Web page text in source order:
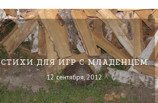
СТИХИ ДЛЯ ИГР С МЛАДЕНЦЕМ
12 сентября, 2012